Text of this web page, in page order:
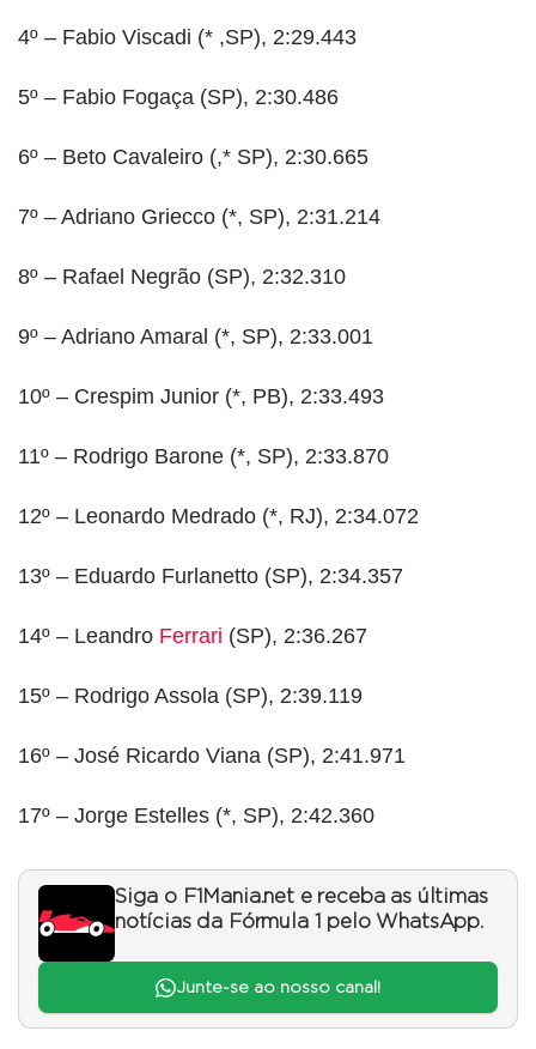
4º – Fabio Viscadi (* ,SP), 2:29.443
5º – Fabio Fogaça (SP), 2:30.486
6º – Beto Cavaleiro (,* SP), 2:30.665
7º – Adriano Griecco (*, SP), 2:31.214
8º – Rafael Negrão (SP), 2:32.310
9º – Adriano Amaral (*, SP), 2:33.001
10º – Crespim Junior (*, PB), 2:33.493
11º – Rodrigo Barone (*, SP), 2:33.870
12º – Leonardo Medrado (*, RJ), 2:34.072
13º – Eduardo Furlanetto (SP), 2:34.357
14º – Leandro Ferrari (SP), 2:36.267
15º – Rodrigo Assola (SP), 2:39.119
16º – José Ricardo Viana (SP), 2:41.971
17º – Jorge Estelles (*, SP), 2:42.360
Siga o F1Mania.net e receba as últimas
notícias da Fórmula 1 pelo WhatsApp.
Junte-se ao nosso canal!